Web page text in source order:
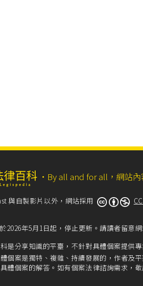
‧ By all and for all，網站內
與自製影片以外，網站採用
2026年5月1日起，停止更新。請讀者留意
是分享知識的平臺，不針對具體個案提供
個案是獨特、複雜、持續發展的，作者及
體個案的解答。如有個案法律諮詢需求，